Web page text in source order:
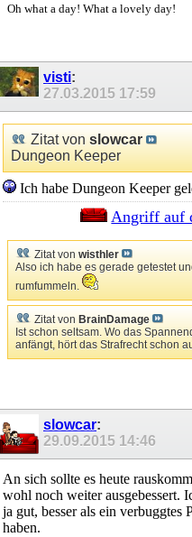
Oh what a day! What a lovely day!
visti:
27.03.2015 17:59
Zitat von slowcar
Dungeon Keeper
Ich habe Dungeon Keeper
Angriff auf
Zitat von wisthler
Also ich habe es gerade getestet
rumfummeln.
Zitat von BrainDamage
Ist schon seltsam. Wo das
anfängt, hört das Strafrecht schon
slowcar:
29.09.2015 14:46
An sich sollte es heute
wohl noch weiter ausgebessert.
ja gut, besser als ein verbuggtes
haben.